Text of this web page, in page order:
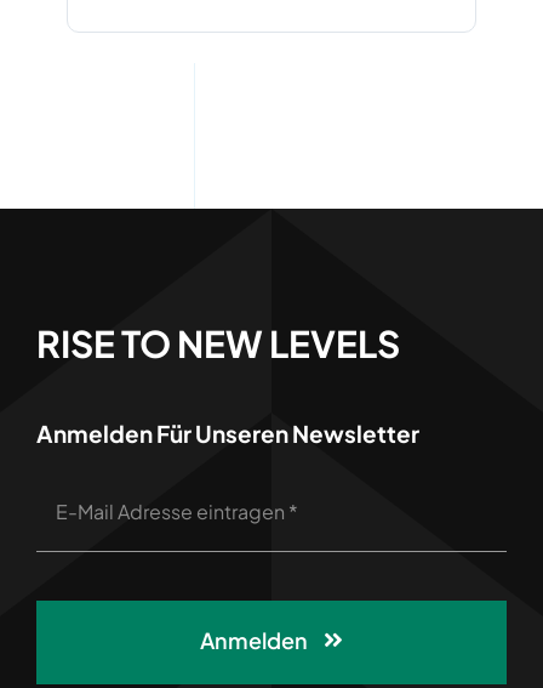
RISE TO NEW LEVELS
Anmelden Für Unseren Newsletter
Anmelden